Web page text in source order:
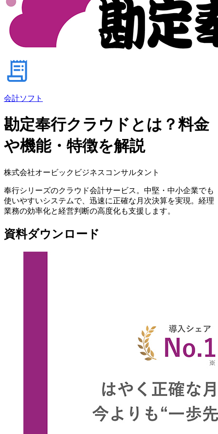
会計ソフト
勘定奉行クラウドとは？料金
や機能・特徴を解説
株式会社オービックビジネスコンサルタント
奉行シリーズのクラウド会計サービス。中堅・中小企業でも
使いやすいシステムで、迅速に正確な月次決算を実現。経理
業務の効率化と経営判断の高度化も支援します。
資料ダウンロード